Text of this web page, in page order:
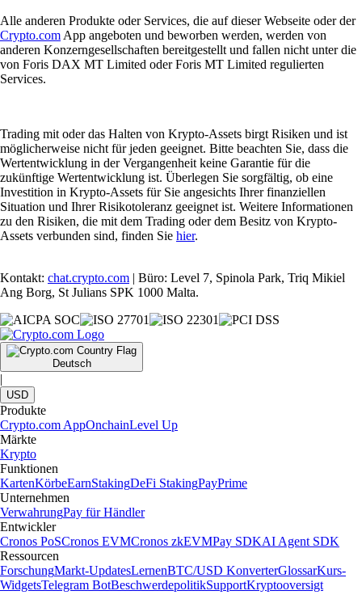
Alle anderen Produkte oder Services, die auf dieser Webseite oder der
Crypto.com App angeboten und beworben werden, werden von
anderen Konzerngesellschaften bereitgestellt und fallen nicht unter die
von Foris DAX MT Limited oder Foris MT Limited regulierten
Services.
Trading mit oder das Halten von Krypto-Assets birgt Risiken und ist
möglicherweise nicht für jeden geeignet. Bitte beachten Sie, dass die
Wertentwicklung in der Vergangenheit keine Garantie für die
zukünftige Wertentwicklung ist. Überlegen Sie sorgfältig, ob eine
Investition in Krypto-Assets für Sie angesichts Ihrer finanziellen
Situation und Ihrer Risikotoleranz geeignet ist. Weitere Informationen
zu den Risiken, die mit dem Trading oder dem Besitz von Krypto-
Assets verbunden sind, finden Sie hier.
Kontakt: chat.crypto.com | Büro: Level 7, Spinola Park, Triq Mikiel
Ang Borg, St Julians SPK 1000 Malta.
Deutsch
|
USD
Produkte
Crypto.com AppOnchainLevel Up
Märkte
Krypto
Funktionen
KartenKörbeEarnStakingDeFi StakingPayPrime
Unternehmen
VerwahrungPay für Händler
Entwickler
Cronos PoSCronos EVMCronos zkEVMPay SDKAI Agent SDK
Ressourcen
ForschungMarkt-UpdatesLernenBTC/USD KonverterGlossarKurs-
WidgetsTelegram BotBeschwerdepolitikSupportKryptooversigt